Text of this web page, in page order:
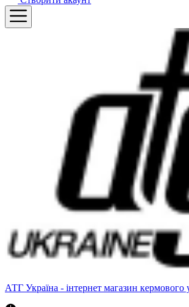
АТГ Україна - інтернет магазин кермового